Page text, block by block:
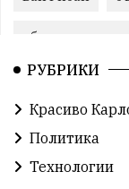
общински съвет
Пловдив
гражданска
справедливост
РУБРИКИ
Красиво
Политика
Технологии